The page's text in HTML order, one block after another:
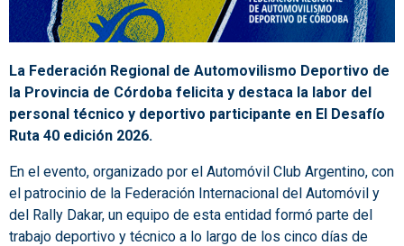
La Federación Regional de Automovilismo Deportivo de
la Provincia de Córdoba felicita y destaca la labor del
personal técnico y deportivo participante en El Desafío
Ruta 40 edición 2026.
En el evento, organizado por el Automóvil Club Argentino, con
el patrocinio de la Federación Internacional del Automóvil y
del Rally Dakar, un equipo de esta entidad formó parte del
trabajo deportivo y técnico a lo largo de los cinco días de